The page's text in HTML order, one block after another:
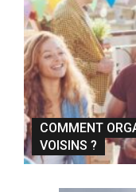
COMMENT
VOISINS ?